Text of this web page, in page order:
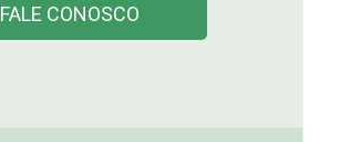
FALE CONOSCO